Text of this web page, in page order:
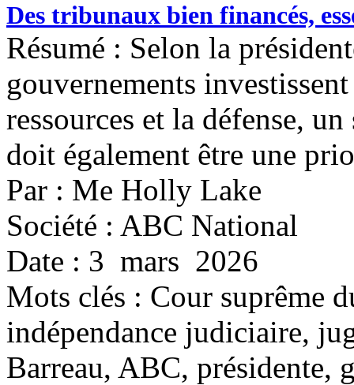
Des tribunaux bien financés,
Résumé : Selon la
gouvernements
ressources et la défense,
doit également être une
Par : Me Holly Lake
Société : ABC National
Date : 3 mars 2026
Mots clés : Cour suprême
indépendance judiciaire,
Barreau, ABC, présidente,